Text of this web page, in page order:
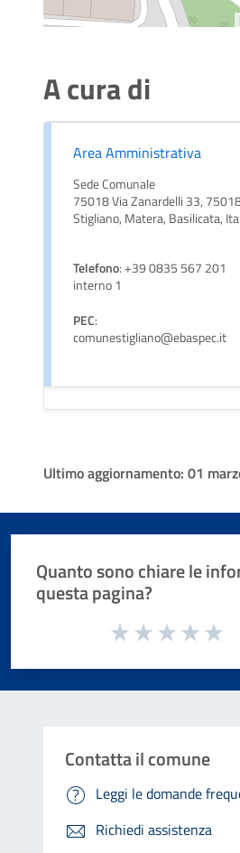
A cura di
Area Amministrativa
Sede Comunale
75018 Via Zanardelli 33,
Stigliano, Matera, Basilicata,
Telefono: +39 0835 567 201
interno 1
PEC:
comunestigliano@ebaspec.it
Ultimo aggiornamento: 01
Quanto sono chiare le
questa pagina?
Valuta da 1 a 5 stelle la pagina
Contatta il comune
Leggi le domande
Richiedi assistenza